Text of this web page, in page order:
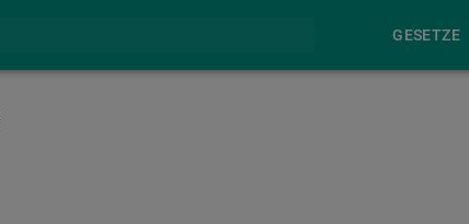
GESETZE